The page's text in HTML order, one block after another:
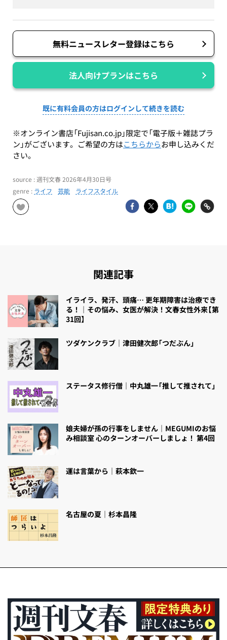
無料ニュースレター登録はこちら
法人向けプランはこちら
既に有料会員の方はログインして続きを読む
※オンライン書店「Fujisan.co.jp」限定で「電子版＋雑誌プラ
ン」がございます。ご希望の方はこちらからお申し込みくだ
さい。
source : 週刊文春 2026年4月30日号
genre : ライフ 芸能 ライフスタイル
関連記事
イライラ、発汗、頭痛… 更年期障害は治療でき
る！｜その悩み、女医が解決！文春女性外来【第
31回】
ツダケンクラブ｜津田健次郎「つだぶん」
ステータス修行僧｜中丸雄一「推して推されて」
娘夫婦が孫の行事をしません｜MEGUMIのお悩
み相談室 心のターンオーバーしましょ！ 第4回
運は言葉から｜萩本欽一
名古屋の夏｜杉本昌隆